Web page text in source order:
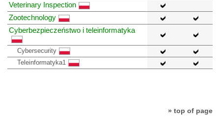
Veterinary Inspection
Zootechnology
Cyberbezpieczeństwo i teleinformatyka
Cybersecurity
Teleinformatyka1
» top of page